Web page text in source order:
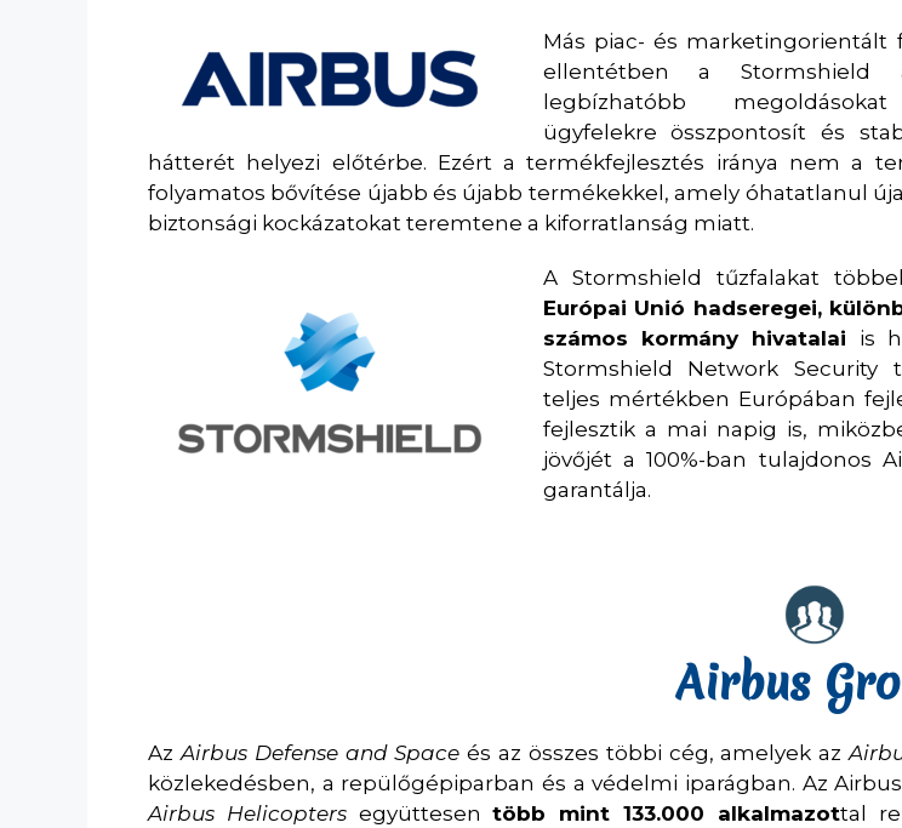
Más piac- és marketingorientált
ellentétben a Stormshield
legbízhatóbb
ügyfelekre összpontosít és
hátterét helyezi előtérbe. Ezért a termékfejlesztés iránya nem a
folyamatos bővítése újabb és újabb termékekkel, amely óhatatlanul
biztonsági kockázatokat teremtene a kiforratlanság miatt.
A Stormshield tűzfalakat
Európai Unió hadseregei,
számos kormány hivatalai is
Stormshield Network Security
teljes mértékben Európában
fejlesztik a mai napig is,
jövőjét a 100%-ban tulajdonos
garantálja.
Airbus
AzAirbus Defense and Space és az összes többi cég, amelyek az
közlekedésben, a repülőgépiparban és a védelmi iparágban. Az
Airbus Helicoptersegyüttesentöbb mint 133.000 alkalmazottal